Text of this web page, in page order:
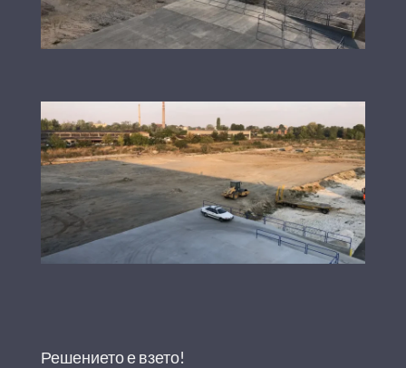
Решението е взето!